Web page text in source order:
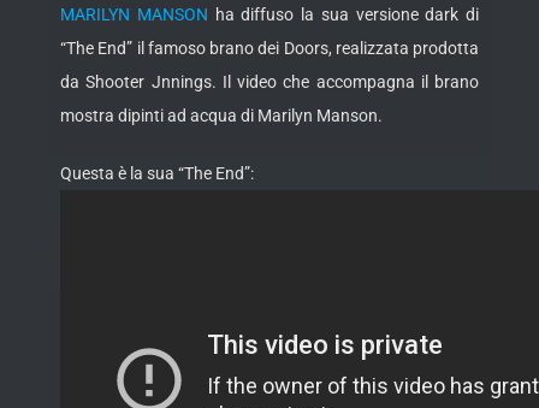
MARILYN MANSON ha diffuso la sua versione dark di
“The End” il famoso brano dei Doors, realizzata prodotta
da Shooter Jnnings. Il video che accompagna il brano
mostra dipinti ad acqua di Marilyn Manson.
Questa è la sua “The End”: